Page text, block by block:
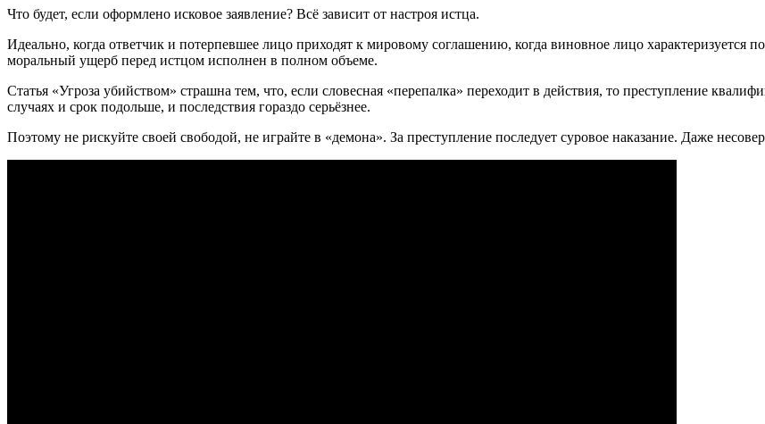
Что будет, если оформлено исковое заявление? Всё зависит от настроя истца.
Идеально, когда ответчик и потерпевшее лицо приходят к мировому соглашению, когда виновное лицо характеризуется
моральный ущерб перед истцом исполнен в полном объеме.
Статья «Угроза убийством» страшна тем, что, если словесная «перепалка» переходит в действия, то преступление
случаях и срок подольше, и последствия гораздо серьёзнее.
Поэтому не рискуйте своей свободой, не играйте в «демона». За преступление последует суровое наказание. Даже